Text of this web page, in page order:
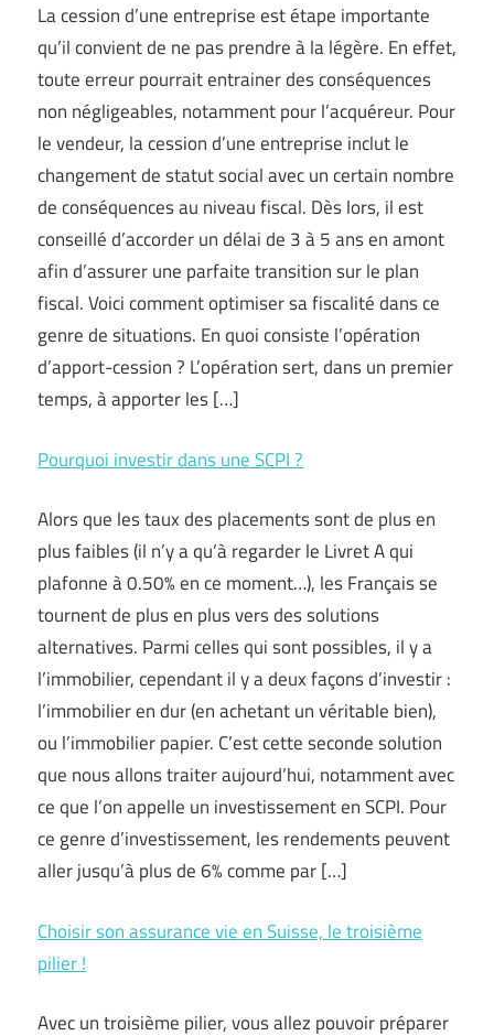
La cession d’une entreprise est étape importante
qu’il convient de ne pas prendre à la légère. En effet,
toute erreur pourrait entrainer des conséquences
non négligeables, notamment pour l’acquéreur. Pour
le vendeur, la cession d’une entreprise inclut le
changement de statut social avec un certain nombre
de conséquences au niveau fiscal. Dès lors, il est
conseillé d’accorder un délai de 3 à 5 ans en amont
afin d’assurer une parfaite transition sur le plan
fiscal. Voici comment optimiser sa fiscalité dans ce
genre de situations. En quoi consiste l’opération
d’apport-cession ? L’opération sert, dans un premier
temps, à apporter les […]
Pourquoi investir dans une SCPI ?
Alors que les taux des placements sont de plus en
plus faibles (il n’y a qu’à regarder le Livret A qui
plafonne à 0.50% en ce moment…), les Français se
tournent de plus en plus vers des solutions
alternatives. Parmi celles qui sont possibles, il y a
l’immobilier, cependant il y a deux façons d’investir :
l’immobilier en dur (en achetant un véritable bien),
ou l’immobilier papier. C’est cette seconde solution
que nous allons traiter aujourd’hui, notamment avec
ce que l’on appelle un investissement en SCPI. Pour
ce genre d’investissement, les rendements peuvent
aller jusqu’à plus de 6% comme par […]
Choisir son assurance vie en Suisse, le troisième
pilier !
Avec un troisième pilier, vous allez pouvoir préparer